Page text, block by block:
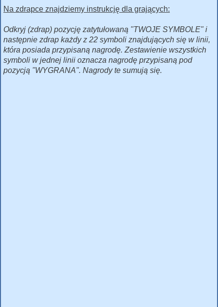
Na zdrapce znajdziemy instrukcję dla grających:
Odkryj (zdrap) pozycję zatytułowaną "TWOJE SYMBOLE" i
następnie zdrap każdy z 22 symboli znajdujących się w linii,
która posiada przypisaną nagrodę. Zestawienie wszystkich
symboli w jednej linii oznacza nagrodę przypisaną pod
pozycją "WYGRANA". Nagrody te sumują się.